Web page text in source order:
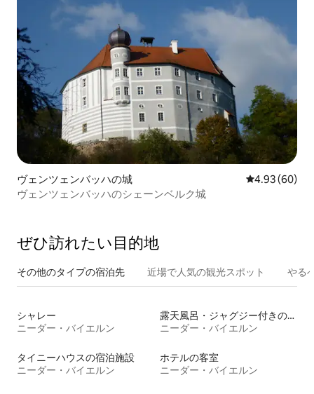
ヴェンツェンバッハの城 レビュー60
4.93 (60)
ヴェンツェンバッハのシェーンベルク城
ぜひ訪⁠れ⁠た⁠い目⁠的⁠地
その他のタ⁠イ⁠プ⁠の宿⁠泊⁠先 近場で人気の観光スポット やる
シャレー
ニーダー・バイエルン
露天風呂・ジャグジー付きの宿泊施設
ニーダー・バイエルン
タイニーハウスの宿泊施設
ニーダー・バイエルン
ホテルの客室
ニーダー・バイエルン